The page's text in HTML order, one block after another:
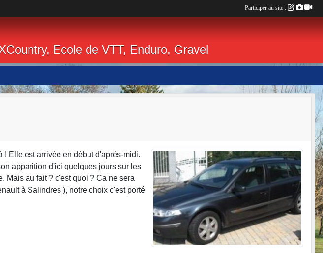
Ecole de VTT, Enduro, Gravel
! Elle est arrivée en début d'aprés-midi.
apparition d'ici quelques jours sur les
Mais au fait ? c'est quoi ? Ca ne sera
à Salindres ), notre choix c'est porté
Participer au site :